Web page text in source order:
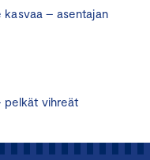
– asentajan
pelkät vihreät